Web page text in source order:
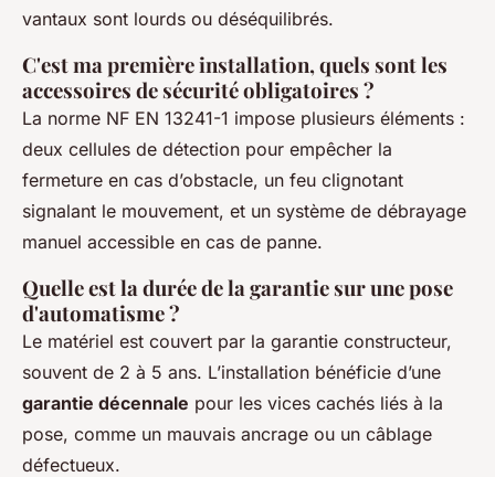
vantaux sont lourds ou déséquilibrés.
C'est ma première installation, quels sont les
accessoires de sécurité obligatoires ?
La norme NF EN 13241-1 impose plusieurs éléments :
deux cellules de détection pour empêcher la
fermeture en cas d’obstacle, un feu clignotant
signalant le mouvement, et un système de débrayage
manuel accessible en cas de panne.
Quelle est la durée de la garantie sur une pose
d'automatisme ?
Le matériel est couvert par la garantie constructeur,
souvent de 2 à 5 ans. L’installation bénéficie d’une
garantie décennale pour les vices cachés liés à la
pose, comme un mauvais ancrage ou un câblage
défectueux.